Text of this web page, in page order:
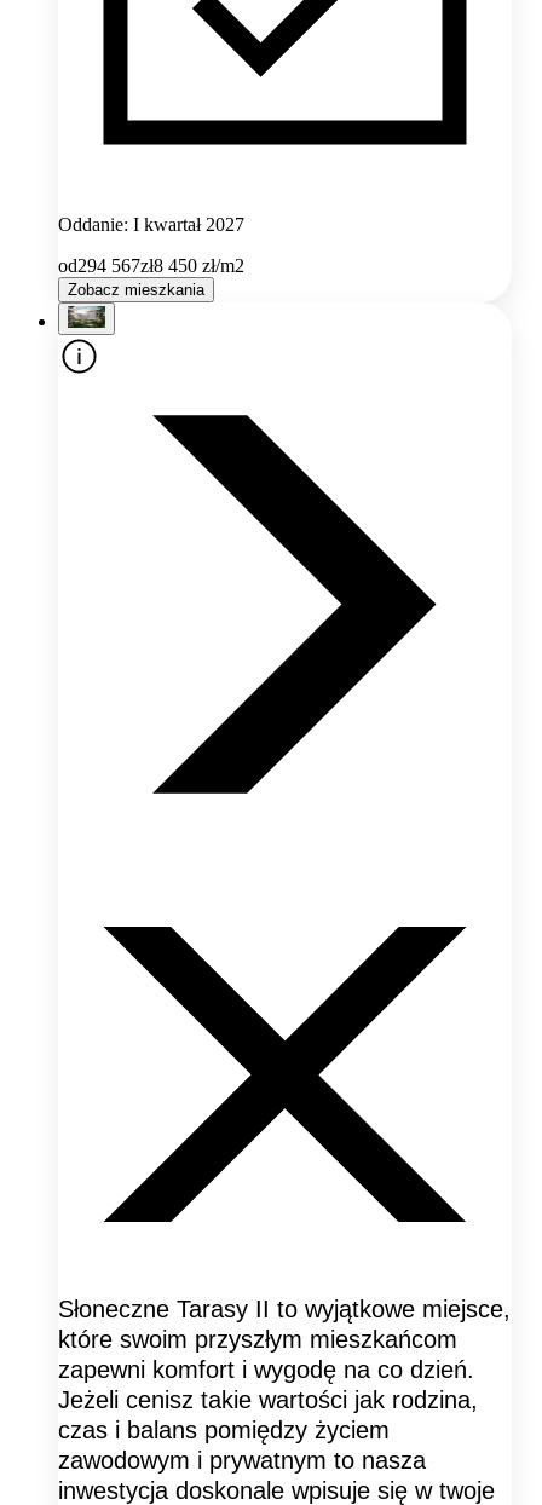
Oddanie: I kwartał 2027
od294 567zł8 450 zł/m2
Zobacz mieszkania
Słoneczne Tarasy II to wyjątkowe miejsce,
które swoim przyszłym mieszkańcom
zapewni komfort i wygodę na co dzień.
Jeżeli cenisz takie wartości jak rodzina,
czas i balans pomiędzy życiem
zawodowym i prywatnym to nasza
inwestycja doskonale wpisuje się w twoje